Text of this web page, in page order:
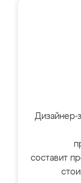
Дизайнер-
составит